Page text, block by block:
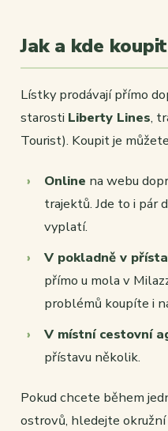
Jak a kde
Lístky prodávají přímo
starosti Liberty Lines,
Tourist). Koupit je
Online na webu
trajektů. Jde to i pár
vyplatí.
V pokladně v
přímo u mola v
problémů koupíte i
V místní cestovní
přístavu několik.
Pokud chcete během
ostrovů, hledejte